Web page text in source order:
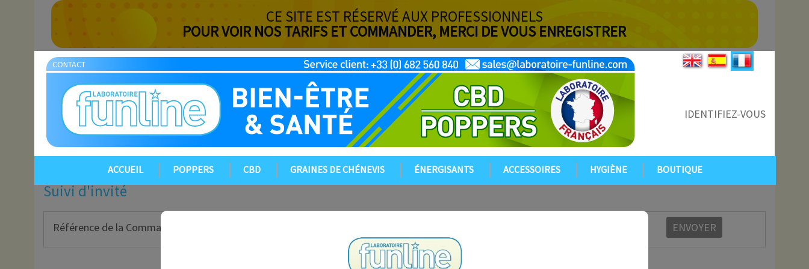
CE SITE EST RÉSERVÉ AUX PROFESSIONNELS
POUR VOIR NOS TARIFS ET COMMANDER, MERCI DE VOUS ENREGISTRER
IDENTIFIEZ-VOUS
CONTACT
ACCUEIL POPPERS CBD GRAINES DE CHÉNEVIS ÉNERGISANTS ACCESSOIRES HYGIÈNE BOUTIQUE
Suivi d'invité
Référence de la Commande :